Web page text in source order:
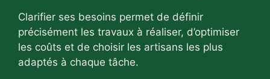
Clarifier ses besoins permet de définir
précisément les travaux à réaliser, d’optimiser
les coûts et de choisir les artisans les plus
adaptés à chaque tâche.